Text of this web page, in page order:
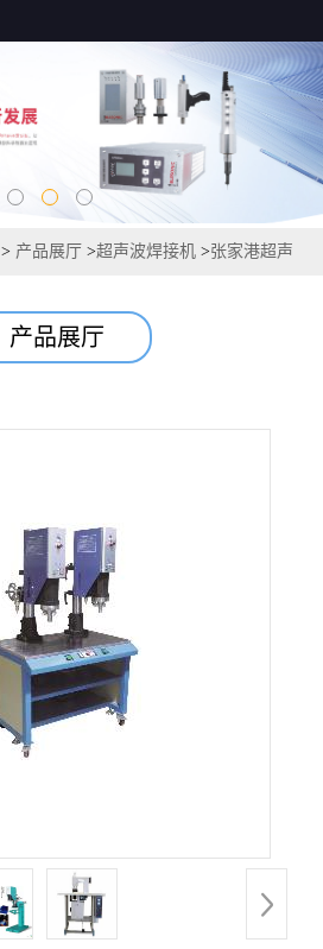
> 产品展厅 >超声波焊接机 >张家港超声
产品展厅